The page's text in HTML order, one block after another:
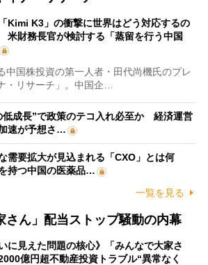
Kimi K3」の衝撃に世界はどう対応するの
財務長官が検討する「蒸留を行う中国
国株投資の第一人者・田代尚機氏のプレ
・リサーチ」。中国企…
低成長”で政策のテコ入れ必至か 経済運営
速が予想さ…
需要拡大が見込まれる「CXO」とは何
持つ中国の医薬品…
一覧を見る
さん」配当ストップ騒動の内幕
いに見えた問題の核心》「みんなで大家さ
億円超不動産投資トラブル“異常なく